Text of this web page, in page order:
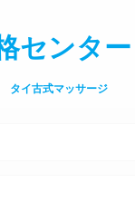
センター
タイ古式マッサージ